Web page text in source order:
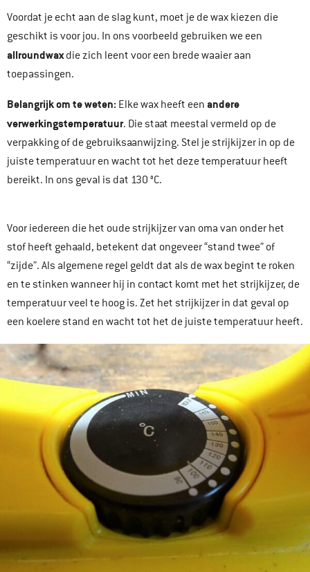
Voordat je echt aan de slag kunt, moet je de wax kiezen die
geschikt is voor jou. In ons voorbeeld gebruiken we een
allroundwaxdie zich leent voor een brede waaier aan
toepassingen.
Belangrijk om te weten: Elke wax heeft een andere
verwerkingstemperatuur. Die staat meestal vermeld op de
verpakking of de gebruiksaanwijzing. Stel je strijkijzer in op de
juiste temperatuur en wacht tot het deze temperatuur heeft
bereikt. In ons geval is dat 130 °C.
Voor iedereen die het oude strijkijzer van oma van onder het
stof heeft gehaald, betekent dat ongeveer “stand twee” of
“zijde”. Als algemene regel geldt dat als de wax begint te roken
en te stinken wanneer hij in contact komt met het strijkijzer, de
temperatuur veel te hoog is. Zet het strijkijzer in dat geval op
een koelere stand en wacht tot het de juiste temperatuur heeft.